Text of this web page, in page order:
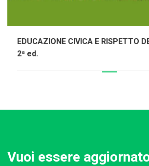
EDUCAZIONE CIVICA E RISPETTO
2ª ed.
Vuoi essere